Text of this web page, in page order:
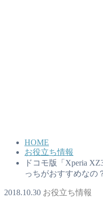
HOME
お役立ち情報
ドコモ版「Xperia
っちがおすすめなの
2018.10.30 お役立ち情報